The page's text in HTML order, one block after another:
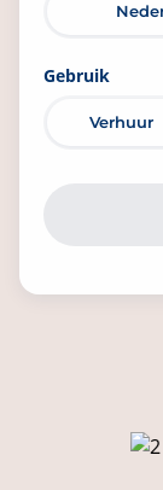
Gebruik
Verhuur